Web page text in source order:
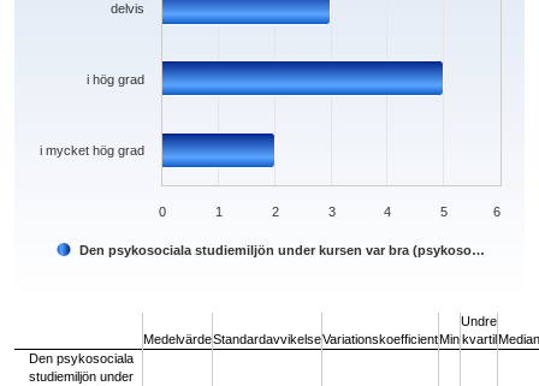
Den psykosociala studiemiljön under kursen var bra (psykoso…
i mycket hög grad
i hög grad
delvis
0 1 2 3 4 5 6
MedelvärdeStandardavvikelseVariationskoefficientMin
Undre
kvartilMedian
Den psykosociala
studiemiljön under